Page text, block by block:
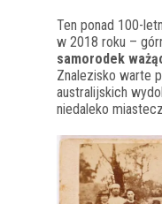
Ten ponad 100-
w 2018 roku –
samorodek
Znalezisko warte
australijskich
niedaleko